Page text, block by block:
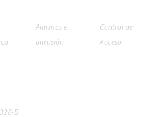
Alarmas e
Intrusión
Control de
Acceso
B